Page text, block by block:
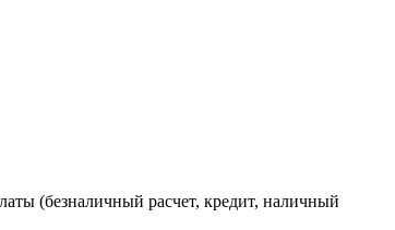
(безналичный расчет, кредит, наличный